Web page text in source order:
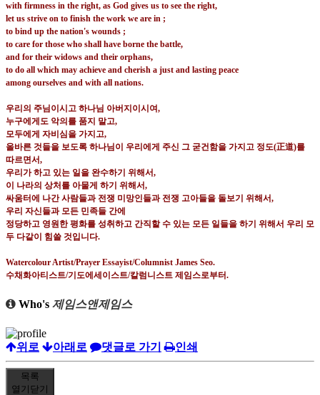
with firmness in the right, as God gives us to see the right,
let us strive on to finish the work we are in ;
to bind up the nation's wounds ;
to care for those who shall have borne the battle,
and for their widows and their orphans,
to do all which may achieve and cherish a just and lasting peace
among ourselves and with all nations.
우리의 주님이시고 하나님 아버지이시여,
누구에게도 악의를 품지 말고,
모두에게 자비심을 가지고,
올바른 것들을 보도록 하나님이 우리에게 주신 그 굳건함을 가지고 정도(正道)를
따르면서,
우리가 하고 있는 일을 완수하기 위해서,
이 나라의 상처를 아물게 하기 위해서,
싸움터에 나간 사람들과 전쟁 미망인들과 전쟁 고아들을 돌보기 위해서,
우리 자신들과 모든 민족들 간에
정당하고 영원한 평화를 성취하고 간직할 수 있는 모든 일들을 하기 위해서 우리 모
두 다같이 힘쓸 것입니다.
Watercolour Artist/Prayer Essayist/Columnist James Seo.
수채화아티스트/기도에세이스트/칼럼니스트 제임스로부터.
Who's 제임스앤제임스
위로 아래로 댓글로 가기 인쇄
목록
열기 닫기